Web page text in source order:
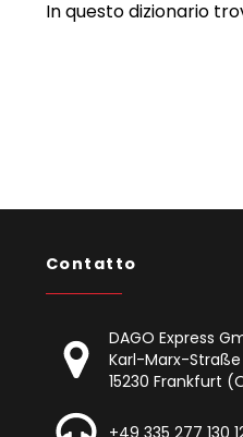
In questo dizionario
Contatto
DAGO Express
Karl-Marx-Straße
15230 Frankfurt
+49 335 277 130